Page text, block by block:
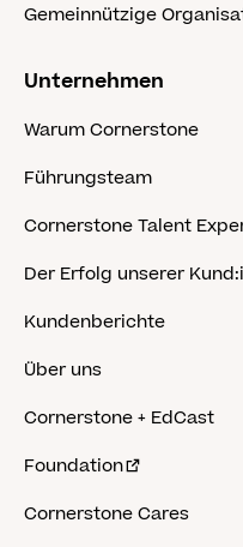
Gemeinnützige
Unternehmen
Warum Cornerstone
Führungsteam
Cornerstone Talent
Der Erfolg unserer
Kundenberichte
Über uns
Cornerstone + EdCast
Foundation
Cornerstone Cares